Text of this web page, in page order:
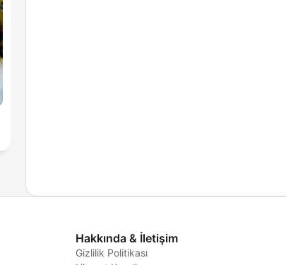
Hakkında & İletişim
Gizlilik Politikası